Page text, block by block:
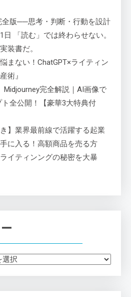
全版──思考・判断・行動を設計
日 「読む」では終わらせない。
装書だ。
まない！ChatGPT×ライティン
術』
Midjourney完全解説｜AI画像で
全公開！【豪華3大特典付
き】業界最前線で活躍する起業
に入る！高額商品を売る方
イティンングの秘密を大暴